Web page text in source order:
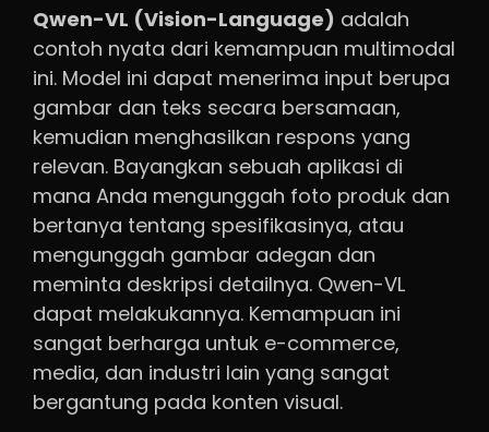
Qwen-VL (Vision-Language) adalah
contoh nyata dari kemampuan multimodal
ini. Model ini dapat menerima input berupa
gambar dan teks secara bersamaan,
kemudian menghasilkan respons yang
relevan. Bayangkan sebuah aplikasi di
mana Anda mengunggah foto produk dan
bertanya tentang spesifikasinya, atau
mengunggah gambar adegan dan
meminta deskripsi detailnya. Qwen-VL
dapat melakukannya. Kemampuan ini
sangat berharga untuk e-commerce,
media, dan industri lain yang sangat
bergantung pada konten visual.